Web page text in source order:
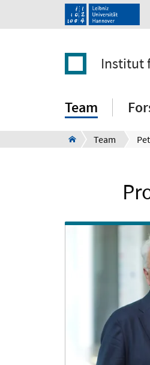
Institut
Team
Team